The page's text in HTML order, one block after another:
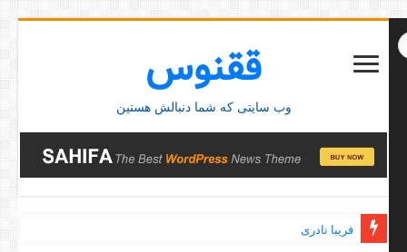
ققنوس
وب سایتی که شما دنبالش هستین
فریبا نادری